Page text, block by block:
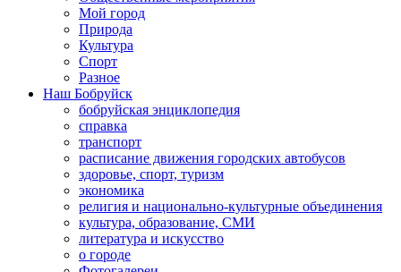
Мой город
Природа
Культура
Спорт
Разное
Наш Бобруйск
бобруйская энциклопедия
справка
транспорт
расписание движения городских автобусов
здоровье, спорт, туризм
экономика
религия и национально-культурные объединения
культура, образование, СМИ
литература и искусство
о городе